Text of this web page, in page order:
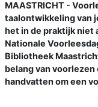
MAASTRICHT -
taalontwikkeling van
het in de praktijk niet
Nationale
Bibliotheek
belang van
handvatten om een